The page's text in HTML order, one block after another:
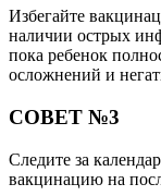
Избегайте
наличии острых
пока ребенок
осложнений и
СОВЕТ №3
Следите за
вакцинацию на